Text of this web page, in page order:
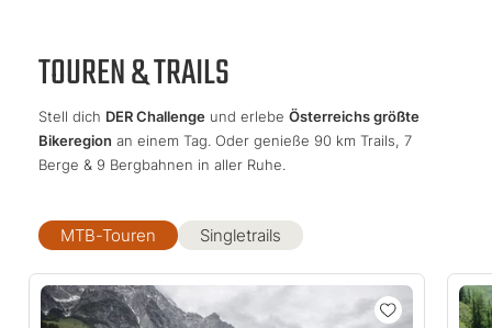
TOUREN & TRAILS
Stell dich DER Challenge und erlebe Österreichs größte
Bikeregion an einem Tag. Oder genieße 90 km Trails, 7
Berge & 9 Bergbahnen in aller Ruhe.
MTB-Touren Singletrails